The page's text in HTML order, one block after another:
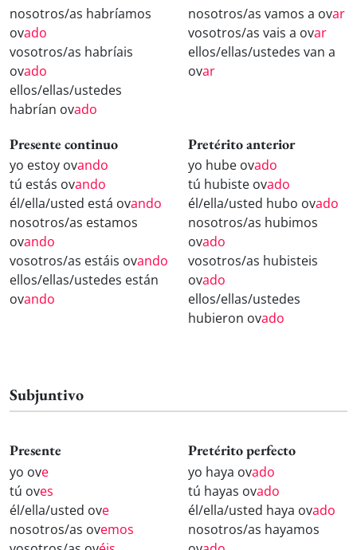
nosotros/as habríamos
ovado
vosotros/as habríais
ovado
ellos/ellas/ustedes
habrían ovado
nosotros/as vamos a ovar
vosotros/as vais a ovar
ellos/ellas/ustedes van a
ovar
Presente continuo
yo estoy ovando
tú estás ovando
él/ella/usted está ovando
nosotros/as estamos
ovando
vosotros/as estáis ovando
ellos/ellas/ustedes están
ovando
Pretérito anterior
yo hube ovado
tú hubiste ovado
él/ella/usted hubo ovado
nosotros/as hubimos
ovado
vosotros/as hubisteis
ovado
ellos/ellas/ustedes
hubieron ovado
Subjuntivo
Presente
yo ove
tú oves
él/ella/usted ove
nosotros/as ovemos
Pretérito perfecto
yo haya ovado
tú hayas ovado
él/ella/usted haya ovado
nosotros/as hayamos